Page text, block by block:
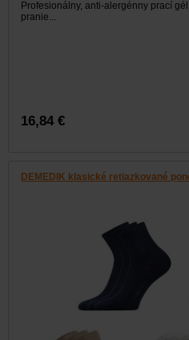
Profesionálny, anti-alergénny prací
pranie...
16,84 €
DEMEDIK klasické retiazkované